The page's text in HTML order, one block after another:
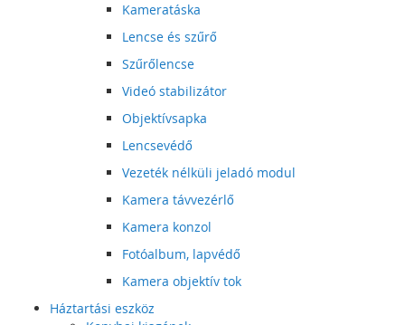
Kameratáska
Lencse és szűrő
Szűrőlencse
Videó stabilizátor
Objektívsapka
Lencsevédő
Vezeték nélküli jeladó modul
Kamera távvezérlő
Kamera konzol
Fotóalbum, lapvédő
Kamera objektív tok
Háztartási eszköz